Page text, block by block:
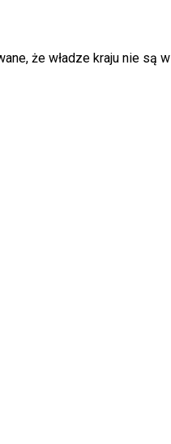
że władze kraju nie są w